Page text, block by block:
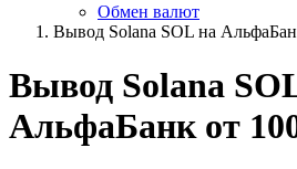
Обмен валют
Вывод Solana SOL на
Вывод Solana
АльфаБанк от